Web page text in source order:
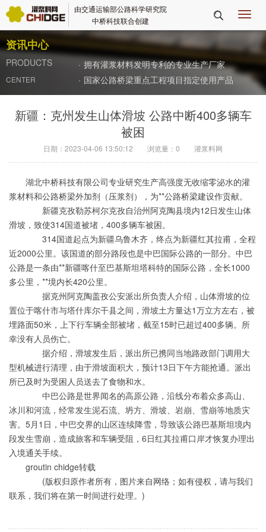
切
换
航

由交通运输部公路科学研究院
中桥科技联合创建
资讯中心
PRODUCTS
CENTER
· 拥有灌浆材料发明专利的专业生产厂家
· 国家公路桥梁重点工程项目指定使用产品
新疆：克州发生山体滑坡 公路中断400多辆车
被困
日期：2023-04-06 13:50:12 浏览量： 0 灌浆料网
湖北中桥科技有限公司专业研究生产高强度无收缩零泌水的灌
浆材料和公路桥梁外加剂（压浆剂），为**公路桥梁建设作贡献。
新疆克孜勒苏柯尔克孜自治州阿克陶县境内12日发生山体
滑坡，致使314国道被堵，400多辆车被困。
314国道起点为新疆乌鲁木齐，终点为新疆红其拉甫，全程
近2000公里。该国道的部分路段也是中巴国际公路的一部分。中巴
公路是一条由**新疆喀什至巴基斯坦塔科特的国际公路，全长1000
多公里，**境内长420公里。
据克州阿克陶盖孜公安派出所负责人介绍，山体滑坡的位
置位于喀什市与塔什库尔干县之间，滑坡土方量达1万立方左右，被
埋路面50米，上下行车辆全部被堵，截至15时已超过400多辆。所
幸没有人员伤亡。
据介绍，滑坡发生后，派出所已携同当地路政部门调用大
型机械进行清理，由于滑坡面积大，预计13日下午方能抢通。派出
所已及时为受困人员送去了食物和水。
中巴公路是世界闻名的高原公路，沿线分布着众多高山、
冰川和河流，经常发生泥石流、坍方、滑坡、岩崩、雪崩等地质灾
害。5月1日，中巴交界的山区连续降雪，导致该公路巴基斯坦境内
段发生雪崩，造成旅客和车辆受阻，6日红其拉甫口岸才恢复办理出
入境通关手续。
groutin chidge转载
(版权归原作者所有，图片来自网络；如有侵权，请与我们
联系，我们将在第一时间进行处理。)